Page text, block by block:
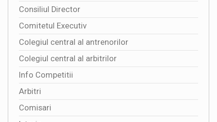
Consiliul Director
Comitetul Executiv
Colegiul central al antrenorilor
Colegiul central al arbitrilor
Info Competitii
Arbitri
Comisari